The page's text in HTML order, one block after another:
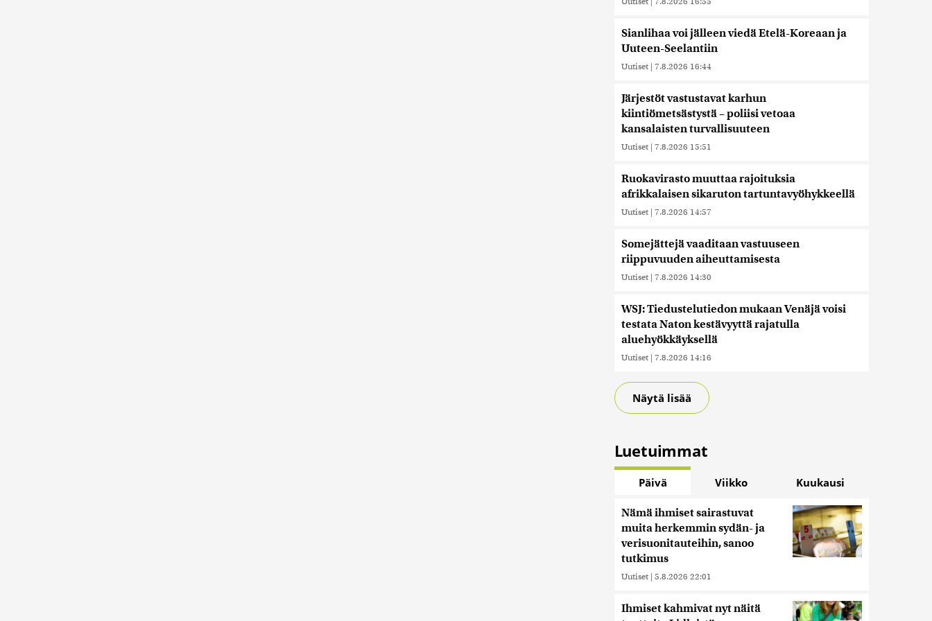
Sianlihaa voi jälleen viedä Etelä-Koreaan ja
Uuteen-Seelantiin
Uutiset | 7.8.2026 16:44
Järjestöt vastustavat karhun
kiintiömetsästystä – poliisi vetoaa
kansalaisten turvallisuuteen
Uutiset | 7.8.2026 15:51
Ruokavirasto muuttaa rajoituksia
afrikkalaisen sikaruton tartuntavyöhykkeellä
Uutiset | 7.8.2026 14:57
Somejättejä vaaditaan vastuuseen
riippuvuuden aiheuttamisesta
Uutiset | 7.8.2026 14:30
WSJ: Tiedustelutiedon mukaan Venäjä voisi
testata Naton kestävyyttä rajatulla
aluehyökkäyksellä
Uutiset | 7.8.2026 14:16
Näytä lisää
Luetuimmat
Päivä Viikko Kuukausi
Nämä ihmiset sairastuvat
muita herkemmin sydän- ja
verisuonitauteihin, sanoo
tutkimus
Uutiset | 5.8.2026 22:01
Ihmiset kahmivat nyt näitä